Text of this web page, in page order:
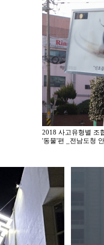
2018 사고유형별 조
'동물'편 _전남도청